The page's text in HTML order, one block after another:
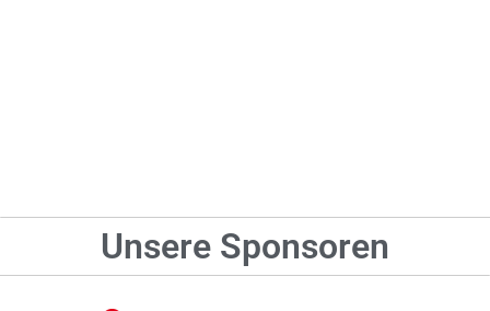
Unsere Sponsoren